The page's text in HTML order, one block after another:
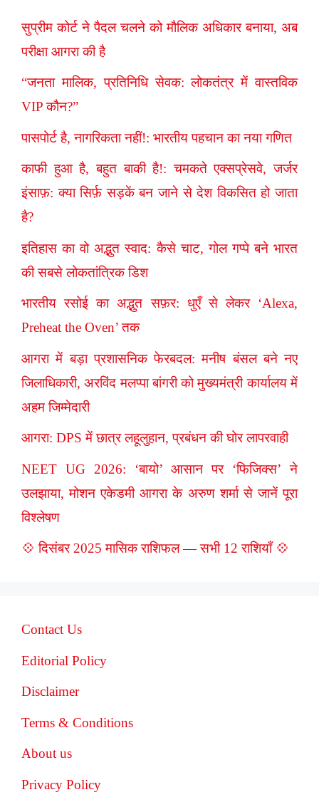
सुप्रीम कोर्ट ने पैदल चलने को मौलिक अधिकार बनाया, अब
परीक्षा आगरा की है
“जनता मालिक, प्रतिनिधि सेवक: लोकतंत्र में वास्तविक
VIP कौन?”
पासपोर्ट है, नागरिकता नहीं!: भारतीय पहचान का नया गणित
काफी हुआ है, बहुत बाकी है!: चमकते एक्सप्रेसवे, जर्जर
इंसाफ़: क्या सिर्फ़ सड़कें बन जाने से देश विकसित हो जाता
है?
इतिहास का वो अद्भुत स्वाद: कैसे चाट, गोल गप्पे बने भारत
की सबसे लोकतांत्रिक डिश
भारतीय रसोई का अद्भुत सफ़र: धुएँ से लेकर ‘Alexa,
Preheat the Oven’ तक
आगरा में बड़ा प्रशासनिक फेरबदल: मनीष बंसल बने नए
जिलाधिकारी, अरविंद मलप्पा बांगरी को मुख्यमंत्री कार्यालय में
अहम जिम्मेदारी
आगरा: DPS में छात्र लहूलुहान, प्रबंधन की घोर लापरवाही
NEET UG 2026: ‘बायो’ आसान पर ‘फिजिक्स’ ने
उलझाया, मोशन एकेडमी आगरा के अरुण शर्मा से जानें पूरा
विश्लेषण
💠 दिसंबर 2025 मासिक राशिफल — सभी 12 राशियाँ 💠
Contact Us
Editorial Policy
Disclaimer
Terms & Conditions
About us
Privacy Policy